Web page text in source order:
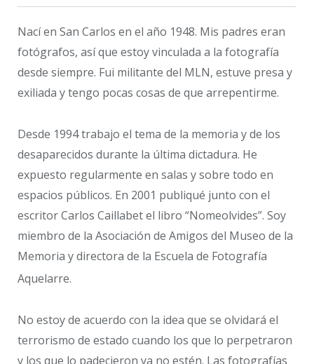
Nací en San Carlos en el año 1948. Mis padres eran
fotógrafos, así que estoy vinculada a la fotografía
desde siempre. Fui militante del MLN, estuve presa y
exiliada y tengo pocas cosas de que arrepentirme.
Desde 1994 trabajo el tema de la memoria y de los
desaparecidos durante la última dictadura. He
expuesto regularmente en salas y sobre todo en
espacios públicos. En 2001 publiqué junto con el
escritor Carlos Caillabet el libro “Nomeolvides”. Soy
miembro de la Asociación de Amigos del Museo de la
Memoria y directora de la Escuela de Fotografía
Aquelarre.
No estoy de acuerdo con la idea que se olvidará el
terrorismo de estado cuando los que lo perpetraron
y los que lo padecieron ya no estén. Las fotografías